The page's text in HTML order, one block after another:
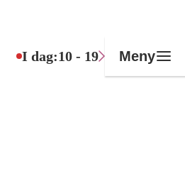
I dag:10 - 19 Meny